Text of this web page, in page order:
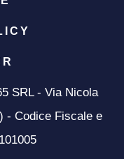
SRL - Via Nicola
- Codice Fiscale e